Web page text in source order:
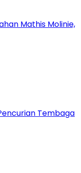
Mathis Molinie,
Tembaga